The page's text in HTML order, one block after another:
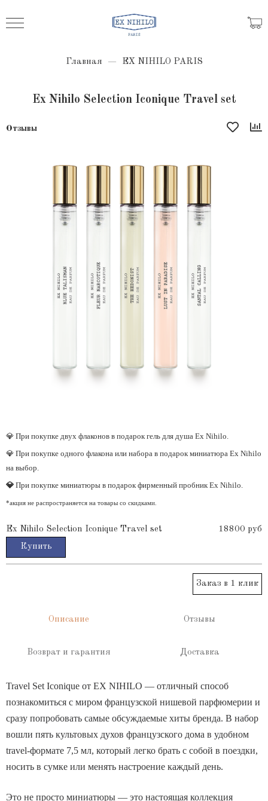
Главная EX NIHILO PARIS
Ex Nihilo Selection Iconique Travel set
Отзывы
💎 При покупке двух флаконов в подарок гель для душа Ex Nihilo.
💎 При покупке одного флакона или набора в подарок миниатюра Ex Nihilo
на выбор.
💎 При покупке миниатюры в подарок фирменный пробник Ex Nihilo.
*акция не распространяется на товары со скидками.
Ex Nihilo Selection Iconique Travel set
18800 руб
Купить
Заказ в 1 клик
Описание Отзывы
Возврат и гарантия Доставка
Travel Set Iconique от EX NIHILO — отличный способ
познакомиться с миром французской нишевой парфюмерии и
сразу попробовать самые обсуждаемые хиты бренда. В набор
вошли пять культовых духов французского дома в удобном
travel-формате 7,5 мл, который легко брать с собой в поездки,
носить в сумке или менять настроение каждый день.
Это не просто миниатюры — это настоящая коллекция